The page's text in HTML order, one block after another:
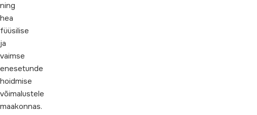
ning
hea
füüsilise
ja
vaimse
enesetunde
hoidmise
võimalustele
maakonnas.